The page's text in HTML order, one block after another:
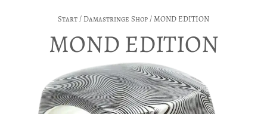
Start/ Damastringe Shop/ MOND EDITION
MOND EDITION